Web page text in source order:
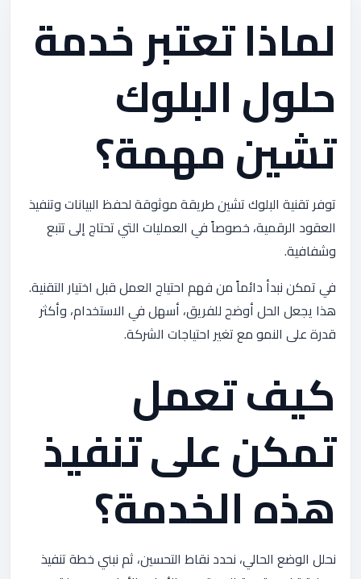
لماذا تعتبر خدمة
حلول البلوك
تشين مهمة؟
توفر تقنية البلوك تشين طريقة موثوقة لحفظ البيانات وتنفيذ
العقود الرقمية، خصوصاً في العمليات التي تحتاج إلى تتبع
وشفافية.
في تمكن نبدأ دائماً من فهم احتياج العمل قبل اختيار التقنية.
هذا يجعل الحل أوضح للفريق، أسهل في الاستخدام، وأكثر
قدرة على النمو مع تغير احتياجات الشركة.
كيف تعمل
تمكن على تنفيذ
هذه الخدمة؟
نحلل الوضع الحالي، نحدد نقاط التحسين، ثم نبني خطة تنفيذ